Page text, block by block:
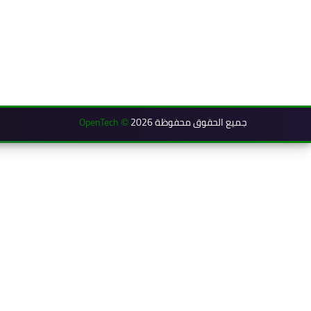
جميع الحقوق محفوظة 2026 ©
OpenTech